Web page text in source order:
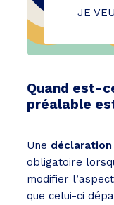
JE
Quand est-
préalable
Une
obligatoire
modifier
que celui-ci